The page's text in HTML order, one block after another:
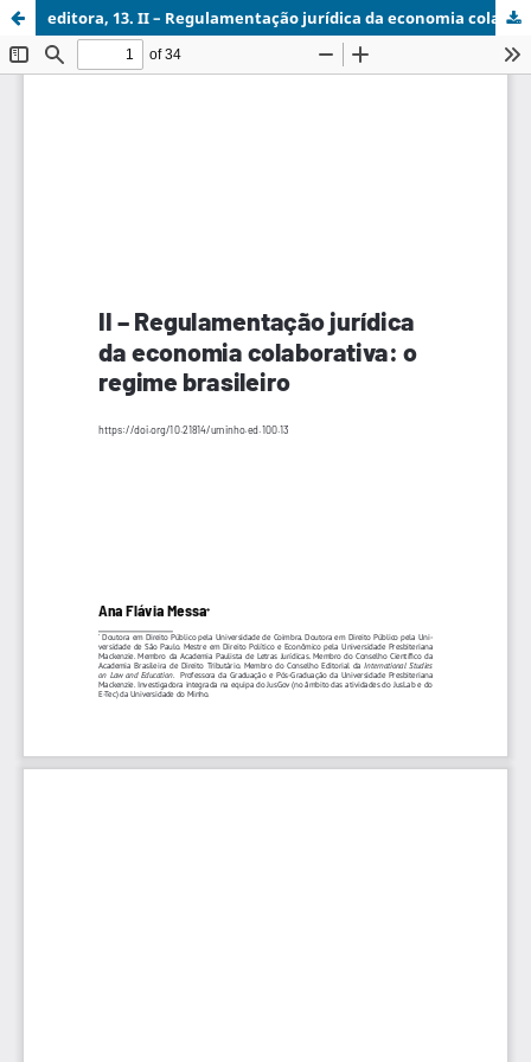
editora, 13. II – Regulamentação jurídica da economia colaborativa o regime brasileiro.pdf